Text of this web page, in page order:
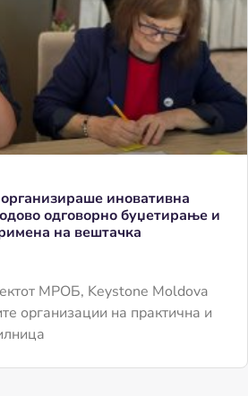
иновативна
одговорно буџетирање и
на вештачка
МРОБ, Keystone Moldova
организации на практична и